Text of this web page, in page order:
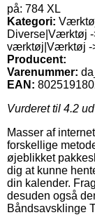
på: 784 XL
Kategori:
Diverse|Værktøj
værktøj|Værktøj -
Producent:
Varenummer:
EAN:
Vurderet til 4.2
Masser af
forskellige
øjeblikket
dig at kunne
din kalender.
desuden også
Båndsavsklinge